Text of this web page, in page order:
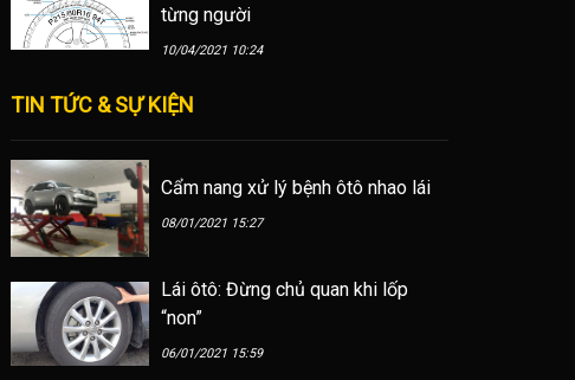
từng người
10/04/2021 10:24
TIN TỨC & SỰ KIỆN
Cẩm nang xử lý bệnh ôtô nhao lái
08/01/2021 15:27
Lái ôtô: Đừng chủ quan khi lốp
“non”
06/01/2021 15:59